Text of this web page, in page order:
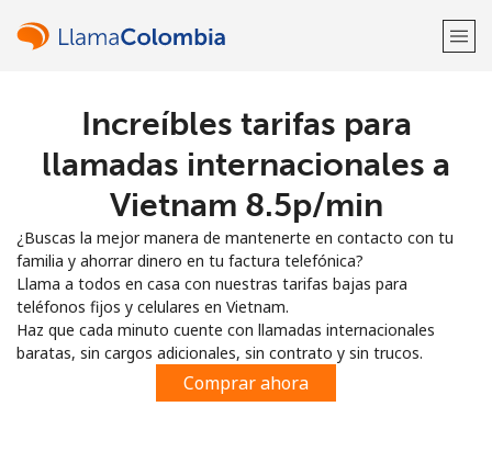
¡Bienvenido!
Regístrate con
o
Increíbles tarifas para
llamadas internacionales a
Vietnam ⁦8.5p⁩/min
¿Buscas la mejor manera de mantenerte en contacto con tu
familia y ahorrar dinero en tu factura telefónica?
Llama a todos en casa con nuestras tarifas bajas para
teléfonos fijos y celulares en Vietnam.
Haz que cada minuto cuente con llamadas internacionales
baratas, sin cargos adicionales, sin contrato y sin trucos.
Comprar ahora